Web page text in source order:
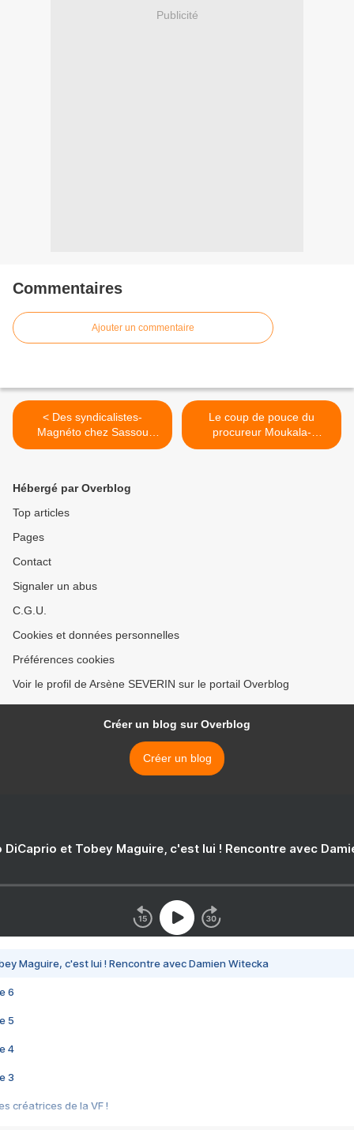
Publicité
Commentaires
Ajouter un commentaire
< Des syndicalistes-
Magnéto chez Sassou
Nguesso !
Le coup de pouce du
procureur Moukala-
Moukoko aux vendeurs
Hébergé par Overblog
Top articles
Pages
Contact
Signaler un abus
C.G.U.
Cookies et données personnelles
Préférences cookies
Voir le profil de Arsène SEVERIN sur le portail Overblog
Créer un blog sur Overblog
Créer un blog
DiCaprio et Tobey Maguire, c'est lui ! Rencontre avec
Maguire, c'est lui ! Rencontre avec Damien Witecka
6
5
4
3
créatrices de la VF !